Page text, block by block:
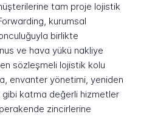
tam proje lojistik
kurumsal
birlikte
ve hava yükü nakliye
sözleşmeli lojistik kolu
envanter yönetimi, yeniden
katma değerli hizmetler
zincirlerine